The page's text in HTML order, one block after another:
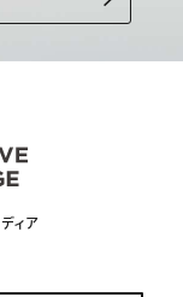
ィア